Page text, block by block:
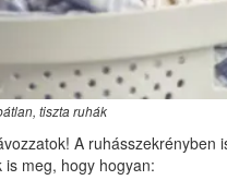
tiszta ruhák
A ruhásszekrényben
meg, hogy hogyan: